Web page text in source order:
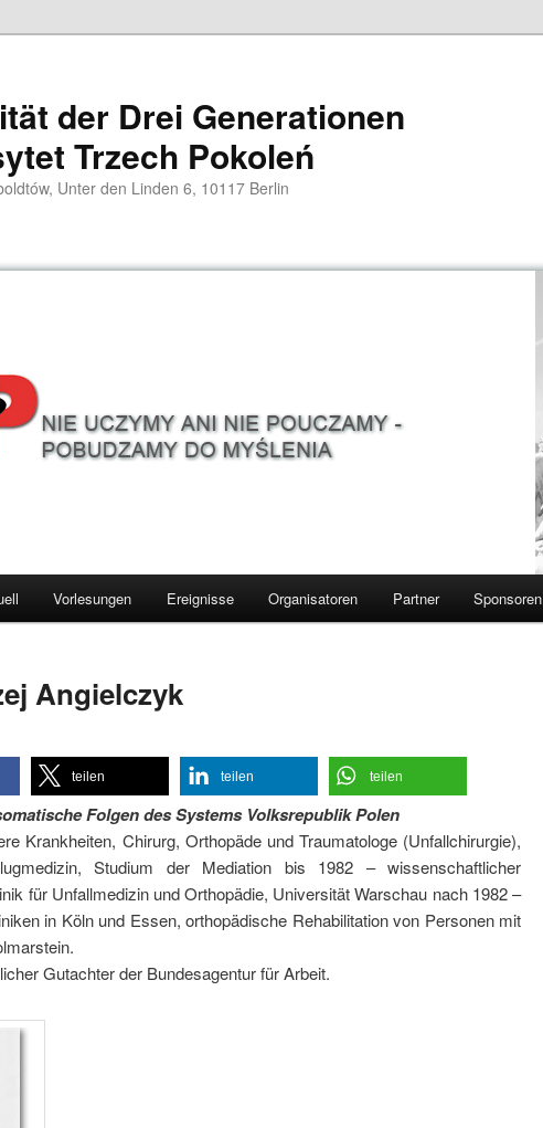
der Drei Generationen
Trzech Pokoleń
Unter den Linden 6, 10117 Berlin
Vorlesungen Ereignisse Organisatoren Partner Sponsoren
Angielczyk
teilen teilen teilen
Folgen des Systems Volksrepublik Polen
Krankheiten, Chirurg, Orthopäde und Traumatologe (Unfallchirurgie),
Studium der Mediation bis 1982 – wissenschaftlicher
für Unfallmedizin und Orthopädie, Universität Warschau nach 1982 –
in Köln und Essen, orthopädische Rehabilitation von Personen mit
Gutachter der Bundesagentur für Arbeit.